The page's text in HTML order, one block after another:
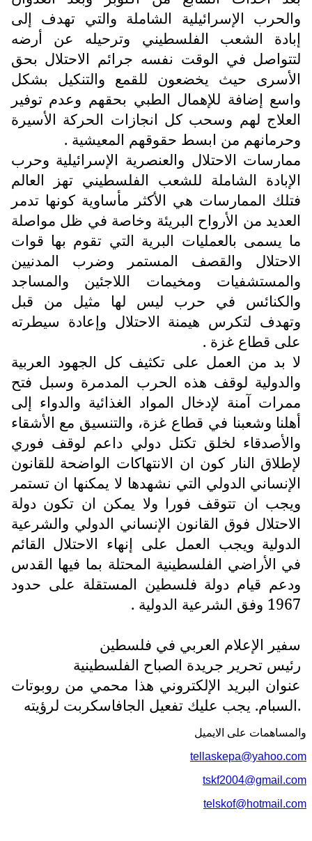
والحرب الإسرائيلية الشاملة والتي تهدف إلى
إبادة الشعب الفلسطيني وترحيله عن أرضه
لتتواصل في الوقت نفسه جرائم الاحتلال بحق
الأسرى حيث يخضعون للقمع والتنكيل بشكل
واسع إضافة للإهمال الطبي بحقهم وعدم توفير
العلاج لهم وسحب كل انجازات الحركة الأسيرة
وحرمانهم من ابسط حقوقهم المعيشية .
ممارسات الاحتلال والعنصرية الإسرائيلية وحرب
الإبادة الشاملة للشعب الفلسطيني تهز العالم
فتلك الممارسات هي الأكثر مأساوية كونها تدمر
العديد من الأرواح البريئة وخاصة في ظل مواصلة
ما يسمى بالعمليات البرية التي تقوم بها قوات
الاحتلال والقصف المستمر وضرب المدنيين
والمستشفيات ومخيمات اللاجئين والمساجد
والكنائس في حرب ليس لها مثيل من قبل
وتهدف لتكرس هيمنة الاحتلال وإعادة سيطرته
على قطاع غزة .
لا بد من العمل على تكثيف كل الجهود العربية
والدولية لوقف هذه الحرب المدمرة وسبل فتح
ممرات آمنة لإدخال المواد الغذائية والدواء إلى
أهلنا وشعبنا في قطاع غزة، والتنسيق مع الأشقاء
والأصدقاء لخلق تكتل دولي داعم لوقف فوري
لإطلاق النار كون ان الانتهاكات الواضحة للقانون
الإنساني الدولي التي نشهدها لا يمكنها ان تستمر
ويجب ان تتوقف فورا ولا يمكن ان تكون دولة
الاحتلال فوق القانون الإنساني الدولي والشرعية
الدولية ويجب العمل على إنهاء الاحتلال القائم
في الأراضي الفلسطينية المحتلة بما فيها القدس
ودعم قيام دولة فلسطين المستقلة على حدود
1967 وفق الشرعية الدولية .
سفير الإعلام العربي في فلسطين
رئيس تحرير جريدة الصباح الفلسطينية
عنوان البريد الإلكتروني هذا محمي من روبوتات
السبام. يجب عليك تفعيل الجافاسكربت لرؤيته.
والمساهمات علی الایمیل
tellaskepa@yahoo.com
tskf2004@gmail.com
telskof@hotmail.com